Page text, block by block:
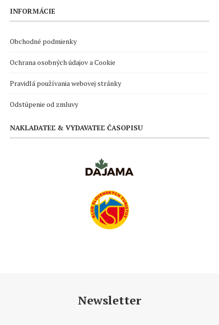
INFORMÁCIE
Obchodné podmienky
Ochrana osobných údajov a Cookie
Pravidlá používania webovej stránky
Odstúpenie od zmluvy
NAKLADATEĽ & VYDAVATEĽ ČASOPISU
Newsletter